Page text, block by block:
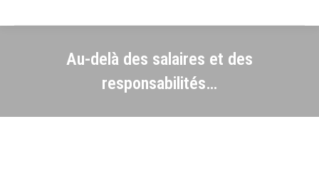
Au-delà des salaires et des
responsabilités…